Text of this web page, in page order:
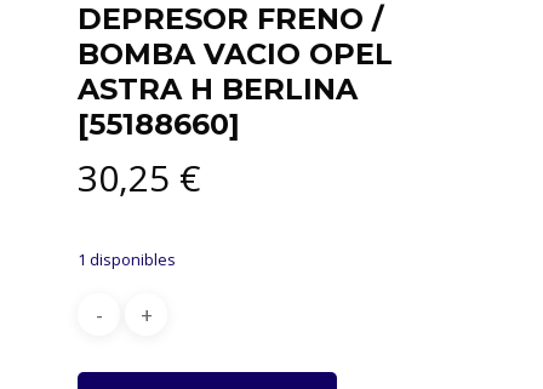
DEPRESOR FRENO /
BOMBA VACIO OPEL
ASTRA H BERLINA
[55188660]
30,25 €
1 disponibles